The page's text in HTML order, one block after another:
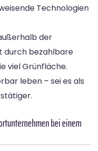
Technologien
der
durch bezahlbare
viel Grünfläche.
leben – sei es als
bei einem